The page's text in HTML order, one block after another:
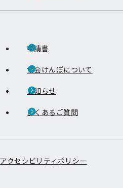
申請書
協会けんぽについて
お知らせ
よくあるご質問
アクセシビリティポリシー